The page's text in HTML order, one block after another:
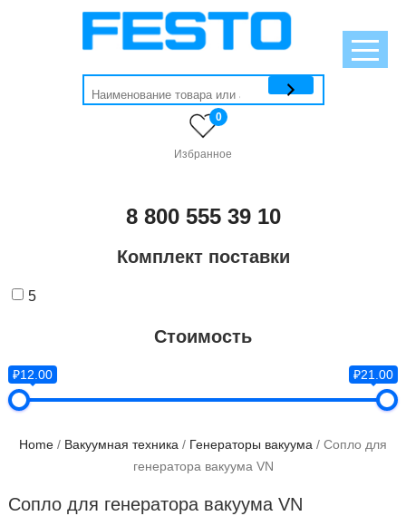
Избранное
0
8 800 555 39 10
Комплект поставки
5
Стоимость
₽12.00 ₽21.00
Home / Вакуумная техника / Генераторы вакуума / Сопло для
генератора вакуума VN
Сопло для генератора вакуума VN